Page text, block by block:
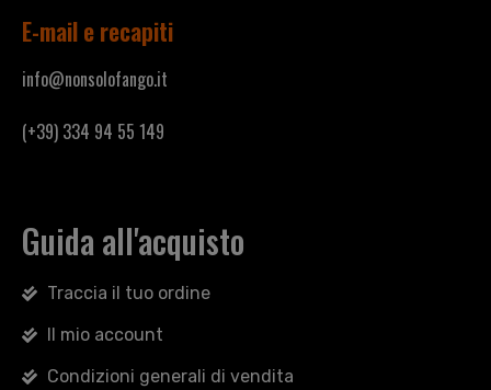
E-mail e recapiti
info@nonsolofango.it
(+39) 334 94 55 149
Guida all'acquisto
Traccia il tuo ordine
Il mio account
Condizioni generali di vendita